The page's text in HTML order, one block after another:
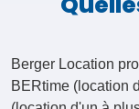
Berger Location
BERtime (location